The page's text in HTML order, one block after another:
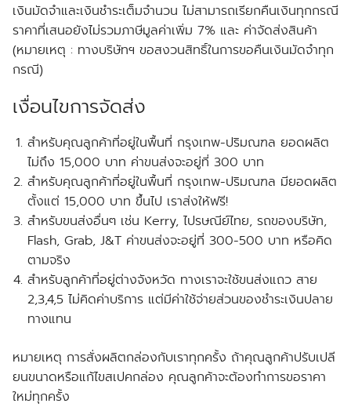
เงินมัดจำและเงินชำระเต็มจำนวน ไม่สามารถเรียกคืนเงินทุกกรณี
ราคาที่เสนอยังไม่รวมภาษีมูลค่าเพิ่ม 7% และ ค่าจัดส่งสินค้า
(หมายเหตุ : ทางบริษัทฯ ขอสงวนสิทธิ์ในการขอคืนเงินมัดจำทุก
กรณี)
เงื่อนไขการจัดส่ง
สำหรับคุณลูกค้าที่อยู่ในพื้นที่ กรุงเทพ-ปริมณฑลยอดผลิต
ไม่ถึง 15,000 บาท ค่าขนส่งจะอยู่ที่ 300 บาท
สำหรับคุณลูกค้าที่อยู่ในพื้นที่ กรุงเทพ-ปริมณฑล มียอดผลิต
ตั้งแต่ 15,000 บาท ขึ้นไป เราส่งให้ฟรี!
สำหรับขนส่งอื่นๆ เช่น Kerry, ไปรษณีย์ไทย, รถของบริษัท,
Flash, Grab, J&T ค่าขนส่งจะอยู่ที่ 300-500 บาท หรือคิด
ตามจริง
สำหรับลูกค้าที่อยู่ต่างจังหวัด ทางเราจะใช้ขนส่งแถว สาย
2,3,4,5 ไม่คิดค่าบริการ แต่มีค่าใช้จ่ายส่วนของชำระเงินปลาย
ทางแทน
หมายเหตุ การสั่งผลิตกล่องกับเราทุกครั้ง ถ้าคุณลูกค้าปรับเปลี
ยนขนาดหรือแก้ไขสเปคกล่อง คุณลูกค้าจะต้องทำการขอราคา
ใหม่ทุกครั้ง